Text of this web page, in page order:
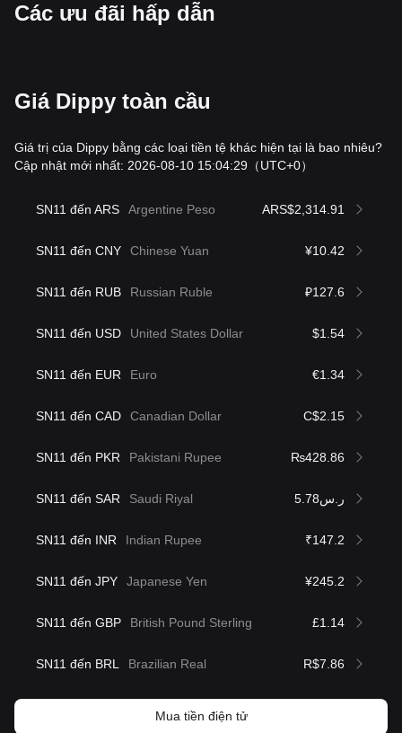
Các ưu đãi hấp dẫn
Giá Dippy toàn cầu
Giá trị của Dippy bằng các loại tiền tệ khác hiện tại là bao nhiêu?
Cập nhật mới nhất: 2026-08-10 15:04:29 （UTC+0）
SN11 đến ARS Argentine Peso ARS$2,314.91
SN11 đến CNY Chinese Yuan ¥10.42
SN11 đến RUB Russian Ruble ₽127.6
SN11 đến USD United States Dollar $1.54
SN11 đến EUR Euro €1.34
SN11 đến CAD Canadian Dollar C$2.15
SN11 đến PKR Pakistani Rupee ₨428.86
SN11 đến SAR Saudi Riyal ر.س5.78
SN11 đến INR Indian Rupee ₹147.2
SN11 đến JPY Japanese Yen ¥245.2
SN11 đến GBP British Pound Sterling £1.14
SN11 đến BRL Brazilian Real R$7.86
Mua tiền điện tử